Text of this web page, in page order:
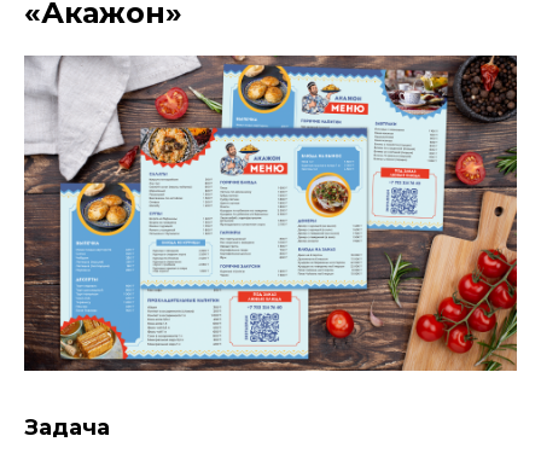
«Акажон»
Задача